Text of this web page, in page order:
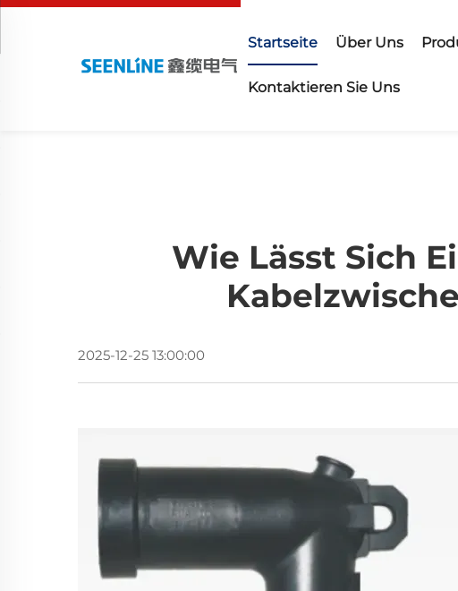
Startseite Über Uns
Kontaktieren Sie Uns
Wie Lässt Sich
2025-12-25 13:00:00